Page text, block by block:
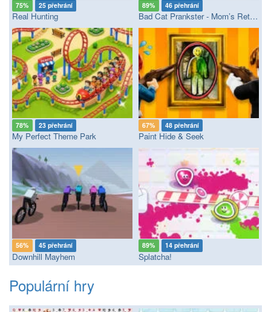
75% 25 přehrání
Real Hunting
89% 46 přehrání
Bad Cat Prankster - Mom’s Return
78% 23 přehrání
My Perfect Theme Park
67% 48 přehrání
Paint Hide & Seek
56% 45 přehrání
Downhill Mayhem
89% 14 přehrání
Splatcha!
Populární hry